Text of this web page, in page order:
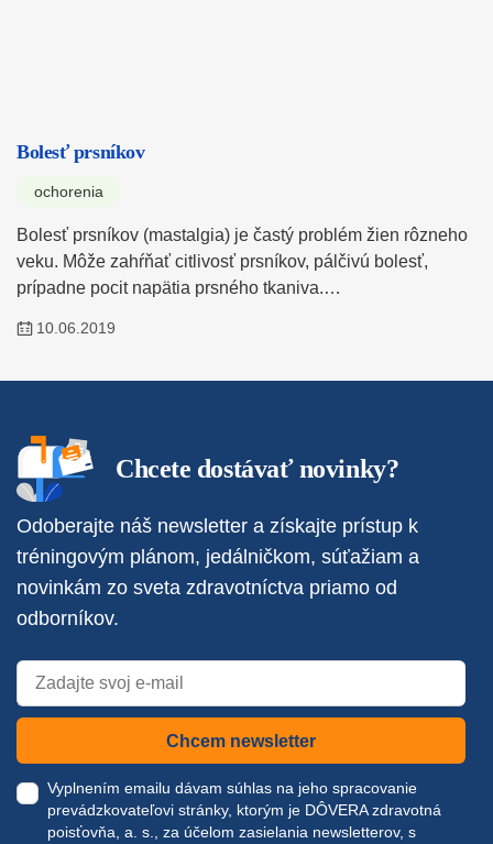
Bolesť prsníkov
ochorenia
Bolesť prsníkov (mastalgia) je častý problém žien rôzneho
veku. Môže zahŕňať citlivosť prsníkov, pálčivú bolesť,
prípadne pocit napätia prsného tkaniva.…
10.06.2019
Chcete dostávať novinky?
Odoberajte náš newsletter a získajte prístup k
tréningovým plánom, jedálničkom, súťažiam a
novinkám zo sveta zdravotníctva priamo od
odborníkov.
Chcem newsletter
Vyplnením emailu dávam súhlas na jeho spracovanie
prevádzkovateľovi stránky, ktorým je DÔVERA zdravotná
poisťovňa, a. s., za účelom zasielania newsletterov, s